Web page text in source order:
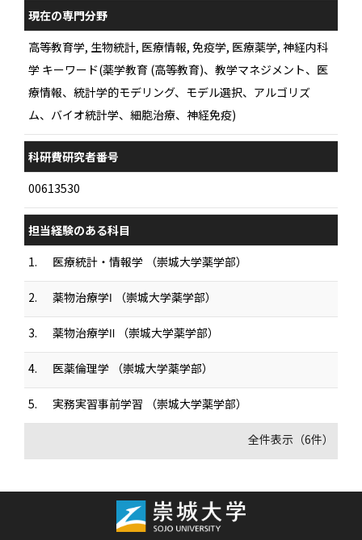
現在の専門分野
高等教育学, 生物統計, 医療情報, 免疫学, 医療薬学, 神経内科
学 キーワード(薬学教育 (高等教育)、教学マネジメント、医
療情報、統計学的モデリング、モデル選択、アルゴリズ
ム、バイオ統計学、細胞治療、神経免疫)
科研費研究者番号
00613530
担当経験のある科目
1.
医療統計・情報学 （崇城大学薬学部）
2. 薬物治療学Ⅰ （崇城大学薬学部）
3. 薬物治療学Ⅱ （崇城大学薬学部）
4. 医薬倫理学 （崇城大学薬学部）
5. 実務実習事前学習 （崇城大学薬学部）
全件表示（6件）